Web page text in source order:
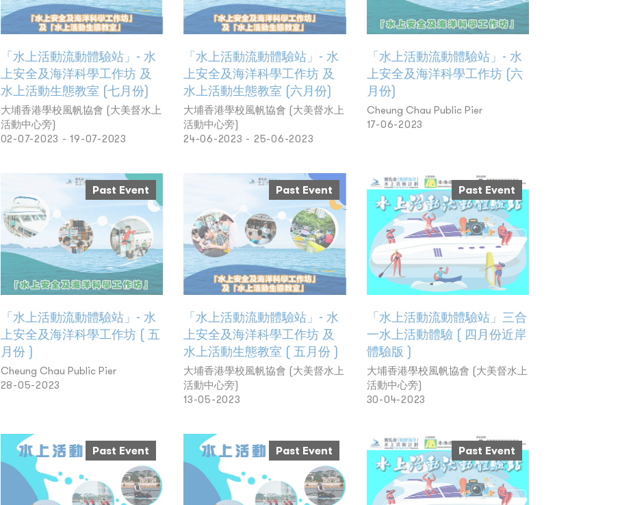
「水上活動流動體驗站」- 水
上安全及海洋科學工作坊 及
水上活動生態教室 (七月份)
大埔香港學校風帆協會 (大美督水上
活動中心旁)
02-07-2023 - 19-07-2023
「水上活動流動體驗站」- 水
上安全及海洋科學工作坊 及
水上活動生態教室 (六月份)
大埔香港學校風帆協會 (大美督水上
活動中心旁)
24-06-2023 - 25-06-2023
「水上活動流動體驗站」- 水
上安全及海洋科學工作坊 (六
月份)
Cheung Chau Public Pier
17-06-2023
Past Event
「水上活動流動體驗站」- 水
上安全及海洋科學工作坊 ( 五
月份 )
Cheung Chau Public Pier
28-05-2023
Past Event
「水上活動流動體驗站」- 水
上安全及海洋科學工作坊 及
水上活動生態教室 ( 五月份 )
大埔香港學校風帆協會 (大美督水上
活動中心旁)
13-05-2023
Past Event
「水上活動流動體驗站」三合
一水上活動體驗 ( 四月份近岸
體驗版 )
大埔香港學校風帆協會 (大美督水上
活動中心旁)
30-04-2023
Past Event Past Event Past Event